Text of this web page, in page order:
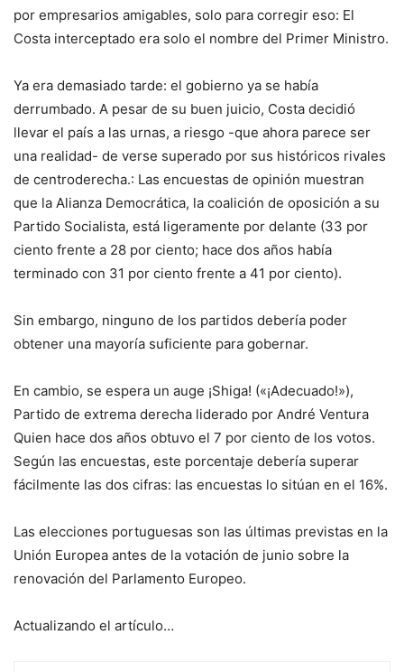
por empresarios amigables, solo para corregir eso: El
Costa interceptado era solo el nombre del Primer Ministro.
Ya era demasiado tarde: el gobierno ya se había
derrumbado. A pesar de su buen juicio, Costa decidió
llevar el país a las urnas, a riesgo -que ahora parece ser
una realidad- de verse superado por sus históricos rivales
de centroderecha.: Las encuestas de opinión muestran
que la Alianza Democrática, la coalición de oposición a su
Partido Socialista, está ligeramente por delante (33 por
ciento frente a 28 por ciento; hace dos años había
terminado con 31 por ciento frente a 41 por ciento).
Sin embargo, ninguno de los partidos debería poder
obtener una mayoría suficiente para gobernar.
En cambio, se espera un auge ¡Shiga! («¡Adecuado!»),
Partido de extrema derecha liderado por André Ventura
Quien hace dos años obtuvo el 7 por ciento de los votos.
Según las encuestas, este porcentaje debería superar
fácilmente las dos cifras: las encuestas lo sitúan en el 16%.
Las elecciones portuguesas son las últimas previstas en la
Unión Europea antes de la votación de junio sobre la
renovación del Parlamento Europeo.
Actualizando el artículo…